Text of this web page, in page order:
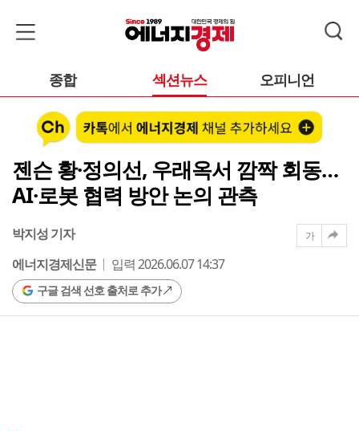
종합 섹션뉴스 오피니언
젠슨 황·정의선, 우래옥서 깜짝 회동…
AI·로봇 협력 방안 논의 관측
박지성 기자
에너지경제신문
입력 2026.06.07 14:37
구글 검색 선호 출처로 추가
가